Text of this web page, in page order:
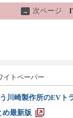
→ 次ページ
イトペーパー
川崎製作所のEVト
め最新版